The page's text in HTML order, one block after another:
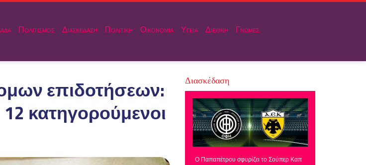
Πολιτισμος Διασκεδαση Πολιτικη Οικονομια Υγεια Διεθνη Γνωμες
επιδοτήσεων:
κατηγορούμενοι
Διασκέδαση
Ο Παπαπέτρου σφυρίζει το Σούπερ Καπ